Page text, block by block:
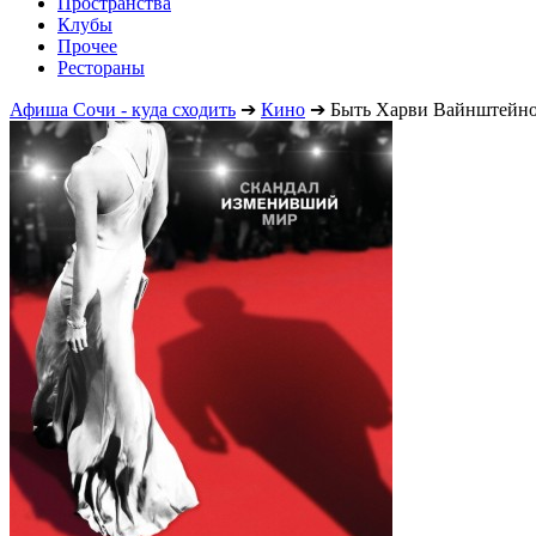
Клубы
Прочее
Рестораны
Афиша Сочи - куда сходить ➔ Кино ➔ Быть Харви